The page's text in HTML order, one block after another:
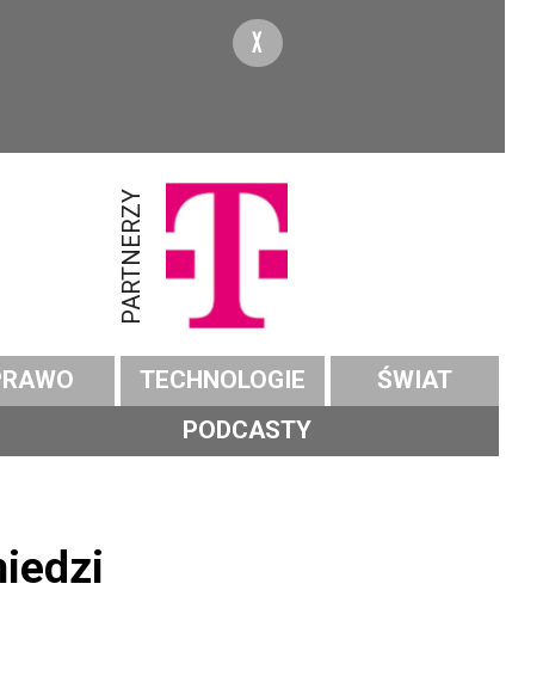
X
PARTNERZY
TECHNOLOGIE
ŚWIAT
PODCASTY